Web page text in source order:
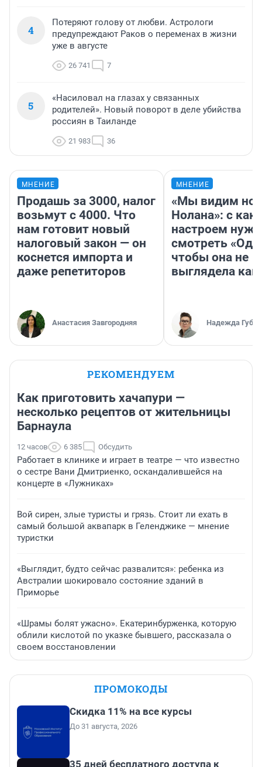
4
Потеряют голову от любви. Астрологи
предупреждают Раков о переменах в жизни
уже в августе
26 741 7
5
«Насиловал на глазах у связанных
родителей». Новый поворот в деле убийства
россиян в Таиланде
21 983 36
МНЕНИЕ
Продашь за 3000, налог
возьмут с 4000. Что
нам готовит новый
налоговый закон — он
коснется импорта и
даже репетиторов
Анастасия Завгородняя
МНЕНИЕ
«Мы видим
Нолана»: с
настроем
смотреть
чтобы она не
выглядела как
Надежда
РЕКОМЕНДУЕМ
Как приготовить хачапури —
несколько рецептов от жительницы
Барнаула
12 часов 6 385 Обсудить
Работает в клинике и играет в театре — что известно
о сестре Вани Дмитриенко, оскандалившейся на
концерте в «Лужниках»
Вой сирен, злые туристы и грязь. Стоит ли ехать в
самый большой аквапарк в Геленджике — мнение
туристки
«Выглядит, будто сейчас развалится»: ребенка из
Австралии шокировало состояние зданий в
Приморье
«Шрамы болят ужасно». Екатеринбурженка, которую
облили кислотой по указке бывшего, рассказала о
своем восстановлении
ПРОМОКОДЫ
Скидка 11% на все курсы
До 31 августа, 2026
35 дней бесплатного доступа к